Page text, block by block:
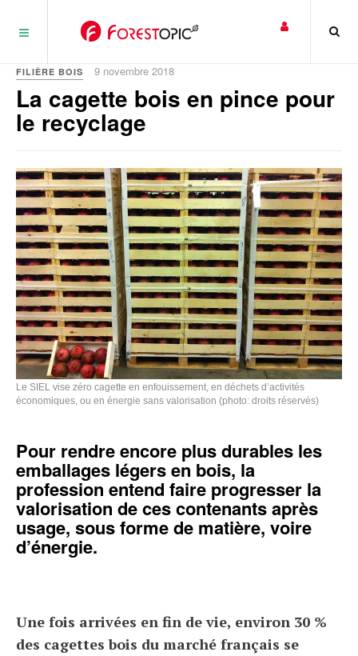
FILIÈRE BOIS 9 novembre 2018
La cagette bois en pince pour
le recyclage
Le SIEL vise zéro cagette en enfouissement, en déchets d’activités
économiques, ou en énergie sans valorisation (photo: droits réservés)
Pour rendre encore plus durables les
emballages légers en bois, la
profession entend faire progresser la
valorisation de ces contenants après
usage, sous forme de matière, voire
d’énergie.
Une fois arrivées en fin de vie, environ 30 %
des cagettes bois du marché français se